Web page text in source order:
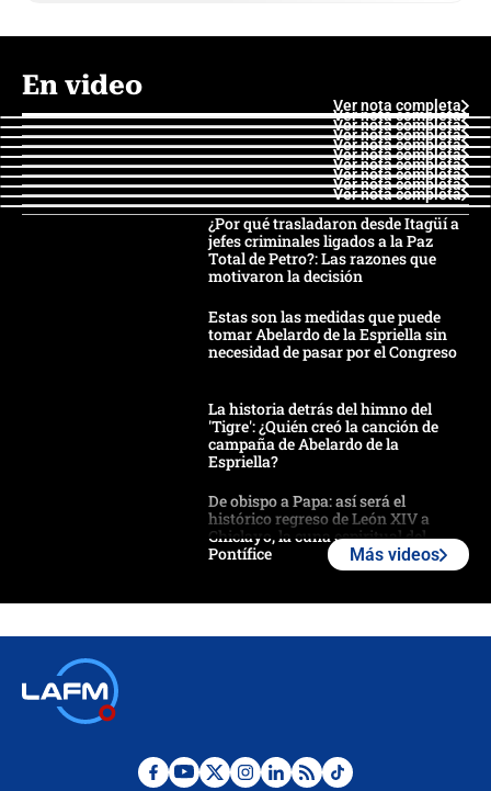
En video
Ver nota completa
Ver nota completa
Ver nota completa
Ver nota completa
Ver nota completa
Ver nota completa
Ver nota completa
Ver nota completa
Ver nota completa
Ver nota completa
¿Por qué trasladaron desde Itagüí a
jefes criminales ligados a la Paz
Total de Petro?: Las razones que
motivaron la decisión
Estas son las medidas que puede
tomar Abelardo de la Espriella sin
necesidad de pasar por el Congreso
La historia detrás del himno del
'Tigre': ¿Quién creó la canción de
campaña de Abelardo de la
Espriella?
De obispo a Papa: así será el
histórico regreso de León XIV a
Chiclayo, la cuna espiritual del
Pontífice
¿La posesión de Abelardo De la
Más videos